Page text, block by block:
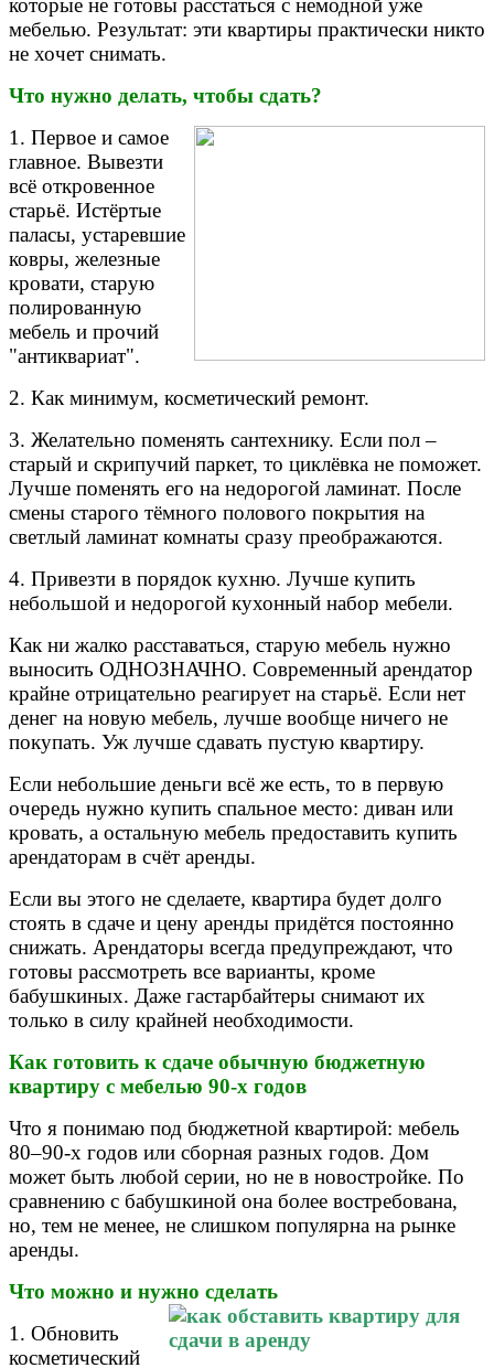
которые не готовы расстаться с немодной уже
мебелью. Результат: эти квартиры практически никто
не хочет снимать.
Что нужно делать, чтобы сдать?
1. Первое и самое
главное. Вывезти
всё откровенное
старьё. Истёртые
паласы, устаревшие
ковры, железные
кровати, старую
полированную
мебель и прочий
"антиквариат".
2. Как минимум, косметический ремонт.
3. Желательно поменять сантехнику. Если пол –
старый и скрипучий паркет, то циклёвка не поможет.
Лучше поменять его на недорогой ламинат. После
смены старого тёмного полового покрытия на
светлый ламинат комнаты сразу преображаются.
4. Привезти в порядок кухню. Лучше купить
небольшой и недорогой кухонный набор мебели.
Как ни жалко расставаться, старую мебель нужно
выносить ОДНОЗНАЧНО. Современный арендатор
крайне отрицательно реагирует на старьё. Если нет
денег на новую мебель, лучше вообще ничего не
покупать. Уж лучше сдавать пустую квартиру.
Если небольшие деньги всё же есть, то в первую
очередь нужно купить спальное место: диван или
кровать, а остальную мебель предоставить купить
арендаторам в счёт аренды.
Если вы этого не сделаете, квартира будет долго
стоять в сдаче и цену аренды придётся постоянно
снижать. Арендаторы всегда предупреждают, что
готовы рассмотреть все варианты, кроме
бабушкиных. Даже гастарбайтеры снимают их
только в силу крайней необходимости.
Как готовить к сдаче обычную бюджетную
квартиру с мебелью 90-х годов
Что я понимаю под бюджетной квартирой: мебель
80–90-х годов или сборная разных годов. Дом
может быть любой серии, но не в новостройке. По
сравнению с бабушкиной она более востребована,
но, тем не менее, не слишком популярна на рынке
аренды.
Что можно и нужно сделать
1. Обновить
косметический